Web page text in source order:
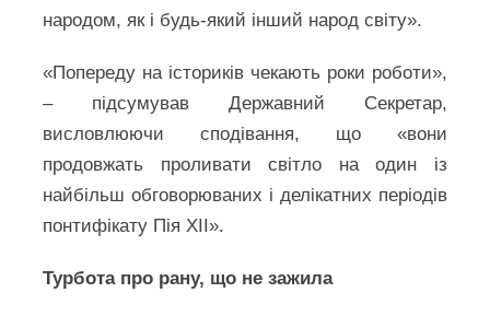
народом, як і будь-який інший народ світу».
«Попереду на істориків чекають роки роботи»,
– підсумував Державний Секретар,
висловлюючи сподівання, що «вони
продовжать проливати світло на один із
найбільш обговорюваних і делікатних періодів
понтифікату Пія XII».
Турбота про рану, що не зажила